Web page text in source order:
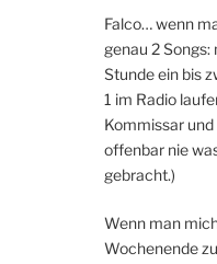
Falco… wenn
genau 2
Stunde ein bis
1 im Radio
Kommissar
offenbar nie
gebracht.)
Wenn man
Wochenende